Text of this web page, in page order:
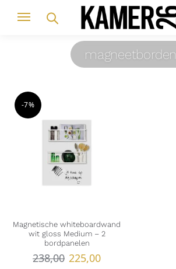
magneetborden
-7%
Magnetische whiteboardwand
wit gloss Medium – 2
bordpanelen
238,00 225,00